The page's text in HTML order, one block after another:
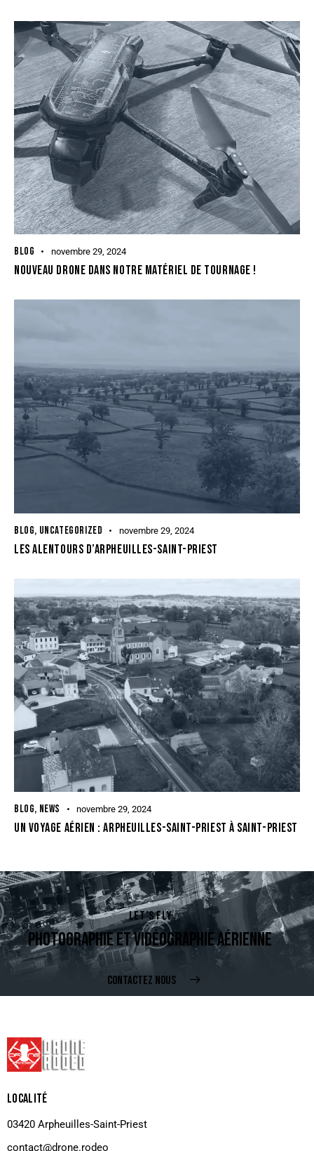
BLOG novembre 29, 2024
NOUVEAU DRONE DANS NOTRE MATÉRIEL DE TOURNAGE !
BLOG, UNCATEGORIZED novembre 29, 2024
LES ALENTOURS D’ARPHEUILLES-SAINT-PRIEST
BLOG, NEWS novembre 29, 2024
UN VOYAGE AÉRIEN : ARPHEUILLES-SAINT-PRIEST À SAINT-PRIEST
LET’S FLY
PHOTOGRAPHIE ET VIDÉOGRAPHIE AÉRIENNE
CONTACTEZ NOUS
LOCALITÉ
03420 Arpheuilles-Saint-Priest
contact@drone.rodeo